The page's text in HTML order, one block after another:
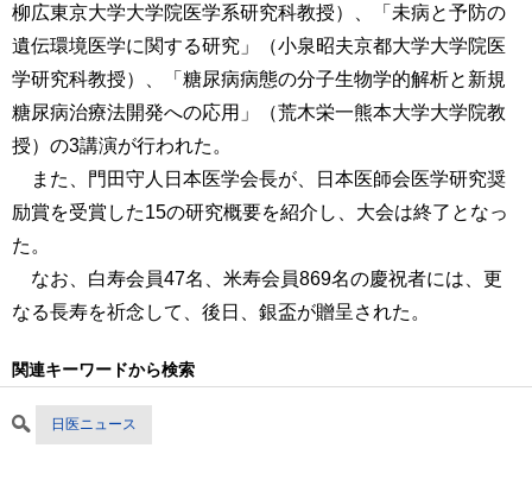
柳広東京大学大学院医学系研究科教授）、「未病と予防の
遺伝環境医学に関する研究」（小泉昭夫京都大学大学院医
学研究科教授）、「糖尿病病態の分子生物学的解析と新規
糖尿病治療法開発への応用」（荒木栄一熊本大学大学院教
授）の3講演が行われた。
また、門田守人日本医学会長が、日本医師会医学研究奨
励賞を受賞した15の研究概要を紹介し、大会は終了となっ
た。
なお、白寿会員47名、米寿会員869名の慶祝者には、更
なる長寿を祈念して、後日、銀盃が贈呈された。
関連キーワードから検索
日医ニュース